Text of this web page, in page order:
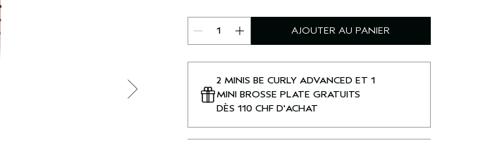
AJOUTER AU PANIER
2 MINIS BE CURLY ADVANCED ET 1
MINI BROSSE PLATE GRATUITS
DÈS 110 CHF D'ACHAT